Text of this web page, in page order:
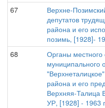
67
Верхне-
депутатов
района и его
позимь, [1928]-
68
Органы
муниципального
района и его
Верхняя-Талица
УР, [1928] - 1963